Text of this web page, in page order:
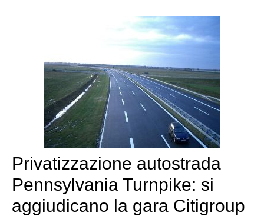
Privatizzazione autostrada
Pennsylvania Turnpike: si
aggiudicano la gara Citigroup